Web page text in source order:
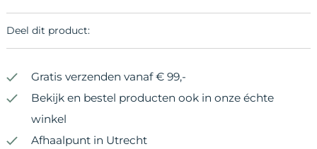
Deel dit product:
Gratis verzenden vanaf € 99,-
Bekijk en bestel producten ook in onze échte
winkel
Afhaalpunt in Utrecht